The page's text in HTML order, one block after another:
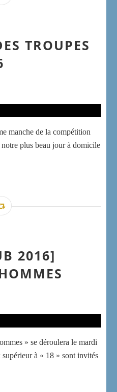
TROUPES
manche de la compétition
plus beau jour à domicile
2016]
» se déroulera le mardi
à « 18 » sont invités